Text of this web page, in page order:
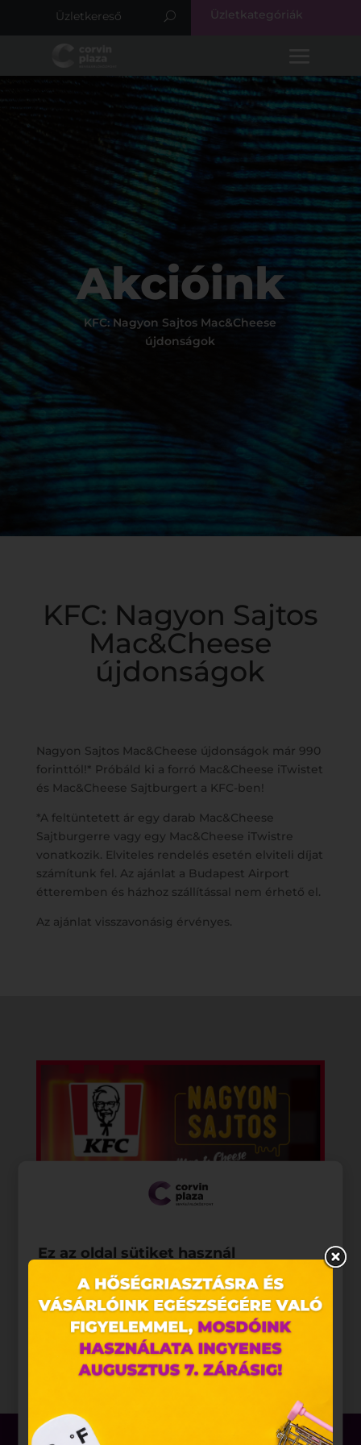
Üzletkategóriák
Akcióink
KFC: Nagyon Sajtos Mac&Cheese
újdonságok
KFC: Nagyon Sajtos
Mac&Cheese
újdonságok
Nagyon Sajtos Mac&Cheese újdonságok már 990
forinttól!* Próbáld ki a forró Mac&Cheese iTwistet
és Mac&Cheese Sajtburgert a KFC-ben!
*A feltüntetett ár egy darab Mac&Cheese
Sajtburgerre vagy egy Mac&Cheese iTwistre
vonatkozik. Elviteles rendelés esetén elviteli díjat
számítunk fel. Az ajánlat a Budapest Airport
étteremben és házhoz szállítással nem érhető el.
Az ajánlat visszavonásig érvényes.
Ez az oldal sütiket használ
Weboldalunkon „cookie"-kat (továbbiakban „süti")
alkalmazunk. Ezek olyan fájlok, melyek információt
tárolnak webes böngészőjében. Ehhez az Ön
hozzájárulása szükséges.
A „sütiket" az elektronikus hírközlésről szóló 2003.
összefüggő szolgáltatások egyes kérdéseiről szóló
2001. évi CVIII. törvény, valamint az Európai Unió